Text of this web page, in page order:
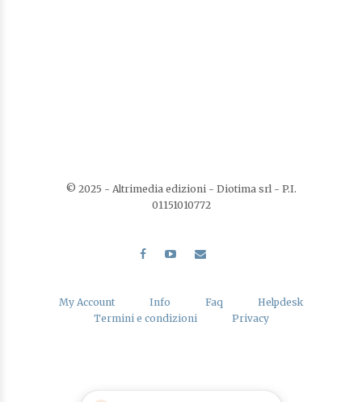
© 2025 - Altrimedia edizioni - Diotima srl - P.I.
01151010772
My Account Info Faq
Helpdesk
Termini e condizioni
Privacy